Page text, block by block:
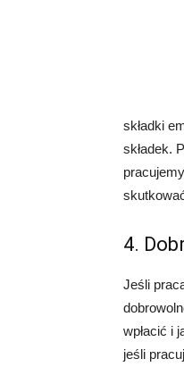
składki
składek.
4.
Jeśli
wpłacić i
jeśli